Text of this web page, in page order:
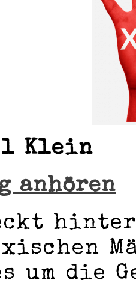
Klein
anhören
um die